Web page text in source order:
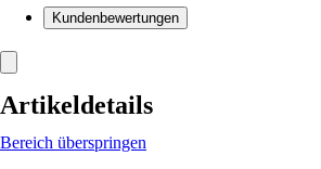
Kundenbewertungen
Artikeldetails
Bereich überspringen